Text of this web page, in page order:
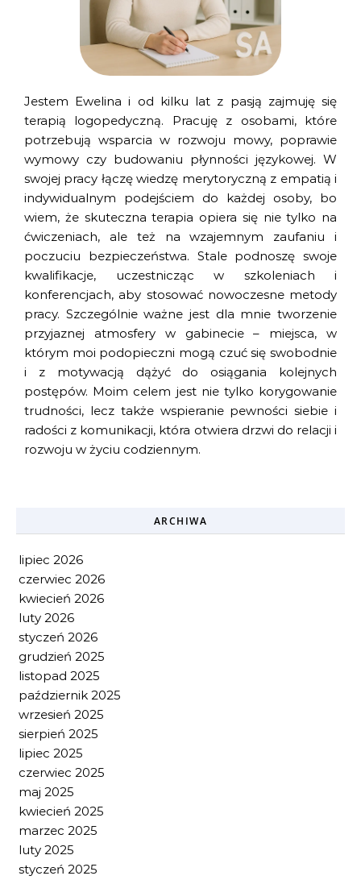
Jestem Ewelina i od kilku lat z pasją zajmuję się
terapią logopedyczną. Pracuję z osobami, które
potrzebują wsparcia w rozwoju mowy, poprawie
wymowy czy budowaniu płynności językowej. W
swojej pracy łączę wiedzę merytoryczną z empatią i
indywidualnym podejściem do każdej osoby, bo
wiem, że skuteczna terapia opiera się nie tylko na
ćwiczeniach, ale też na wzajemnym zaufaniu i
poczuciu bezpieczeństwa. Stale podnoszę swoje
kwalifikacje, uczestnicząc w szkoleniach i
konferencjach, aby stosować nowoczesne metody
pracy. Szczególnie ważne jest dla mnie tworzenie
przyjaznej atmosfery w gabinecie – miejsca, w
którym moi podopieczni mogą czuć się swobodnie
i z motywacją dążyć do osiągania kolejnych
postępów. Moim celem jest nie tylko korygowanie
trudności, lecz także wspieranie pewności siebie i
radości z komunikacji, która otwiera drzwi do relacji i
rozwoju w życiu codziennym.
ARCHIWA
lipiec 2026
czerwiec 2026
kwiecień 2026
luty 2026
styczeń 2026
grudzień 2025
listopad 2025
październik 2025
wrzesień 2025
sierpień 2025
lipiec 2025
czerwiec 2025
maj 2025
kwiecień 2025
marzec 2025
luty 2025
styczeń 2025